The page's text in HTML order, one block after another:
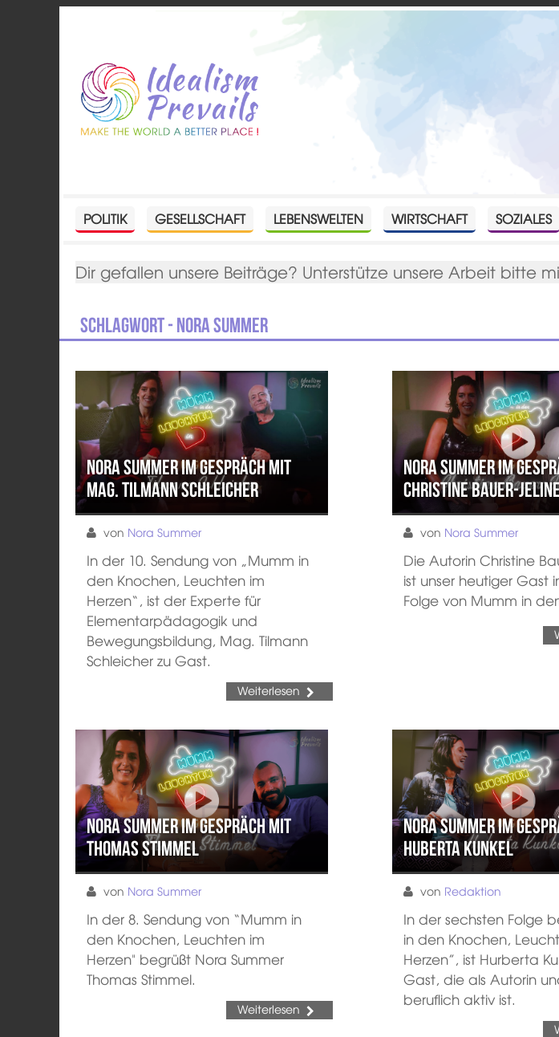
POLITIK GESELLSCHAFT LEBENSWELTEN WIRTSCHAFT SOZIALES
Dir gefallen unsere Beiträge? Unterstütze unsere Arbeit bitte
Schlagwort - Nora Summer
Nora Summer im Gespräch mit
Mag. Tilmann Schleicher
von Nora Summer
In der 10. Sendung von „Mumm in
den Knochen, Leuchten im
Herzen“, ist der Experte für
Elementarpädagogik und
Bewegungsbildung, Mag. Tilmann
Schleicher zu Gast.
Weiterlesen
Nora Summer im
Christine Bauer-
von Nora Summer
Die Autorin Christine
ist unser heutiger Gast
Folge von Mumm in
Nora Summer im Gespräch mit
Thomas Stimmel
von Nora Summer
In der 8. Sendung von “Mumm in
den Knochen, Leuchten im
Herzen" begrüßt Nora Summer
Thomas Stimmel.
Weiterlesen
Nora Summer im
Huberta Kunkel
von Redaktion
In der sechsten Folge
in den Knochen,
Herzen”, ist Hurberta
Gast, die als Autorin
beruflich aktiv ist.